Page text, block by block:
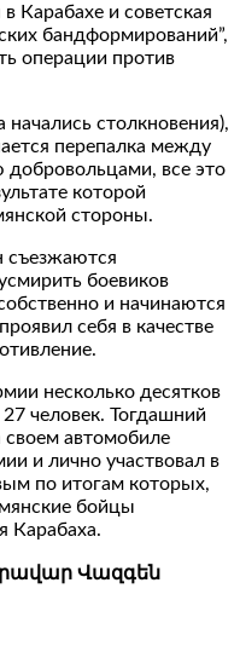
Карабахе и советская
бандформирований”,
операции против
начались столкновения),
перепалка между
все это
которой
стороны.
съезжаются
боевиков
и начинаются
себя в качестве
несколько десятков
человек. Тогдашний
своем автомобиле
и лично участвовал в
по итогам которых,
бойцы
Карабаха.
Վազգեն